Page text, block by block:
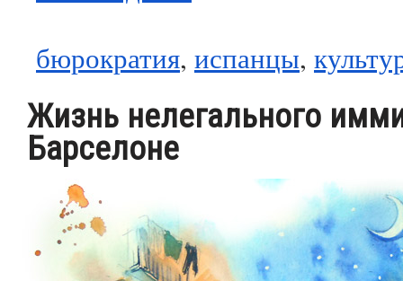
бюрократия, испанцы,
Жизнь нелегального
Барселоне